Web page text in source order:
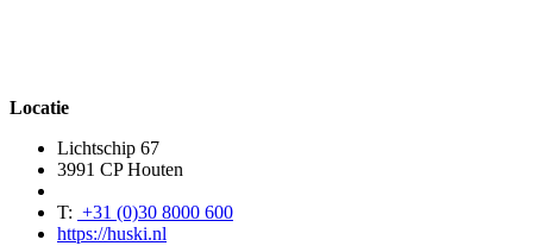
Locatie
Lichtschip 67
3991 CP Houten
T: +31 (0)30 8000 600
https://huski.nl